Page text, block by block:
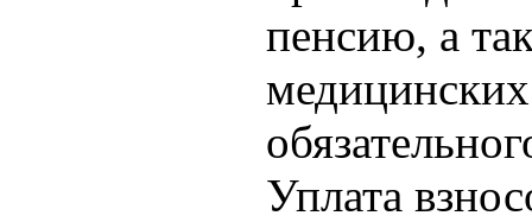
пенсию, а
Уплата